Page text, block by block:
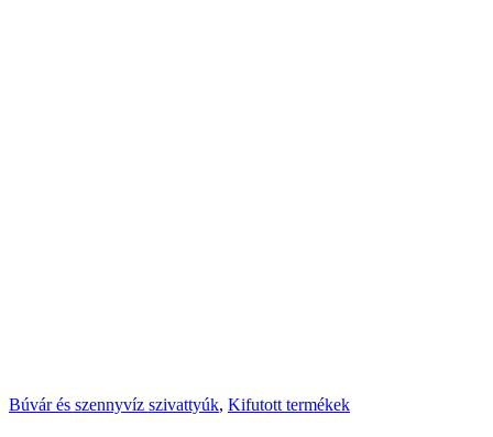
Búvár és szennyvíz szivattyúk, Kifutott termékek